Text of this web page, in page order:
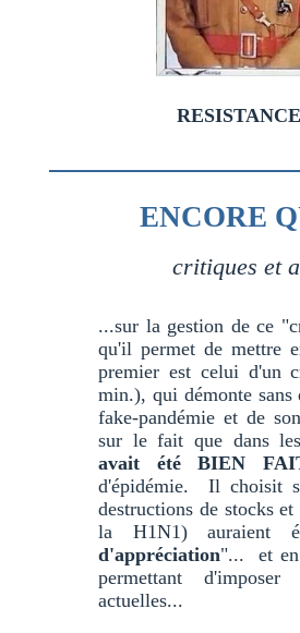
ENCORE
critiques et
...sur la gestion de ce
qu'il permet de mettre
premier est celui d'un
min.), qui démonte sans
fake-pandémie et de
sur le fait que dans les
avait été BIEN
d'épidémie. Il choisit
destructions de stocks
la H1N1)
d'appréciation"... et en
permettant
actuelles...